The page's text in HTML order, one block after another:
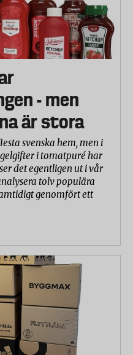
- men
är stora
svenska hem, men i
i tomatpuré har
det egentligen ut i vår
tolv populära
genomfört ett